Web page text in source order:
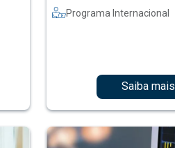
na Johns Hopkins
Programa Internacional
Saiba mais